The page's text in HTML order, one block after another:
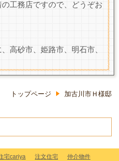
工務店ですので、どうぞお
高砂市、姫路市、明石市、
トップページ 加古川市Ｈ様邸
宅cariya 注文住宅
仲介物件